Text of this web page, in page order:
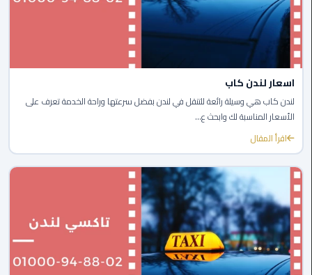
المنصورة
ليموزين
كفر
الشيخ
ليموزين
المحلة
الكبرى
ليموزين
السويس
ليموزين
العين
السخنة
اسعار لندن كاب
لندن كاب هي وسيلة رائعة للتنقل في لندن بفضل سرعتها وراحة الخدمة تعرف على
الأسعار المناسبة لك وابحث ع...
اقرأ المقال